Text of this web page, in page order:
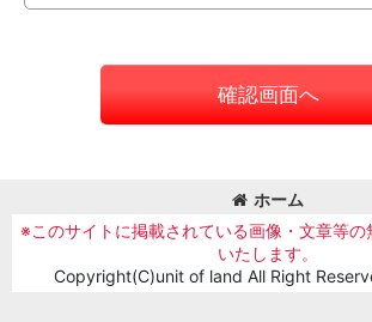
確認画面へ
ホーム
※このサイトに掲載されている画像・文章等の
いたします。
Copyright(C)unit of land All Right